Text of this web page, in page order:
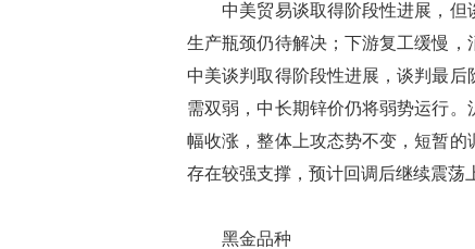
中美贸易谈取得阶段性进展，但
生产瓶颈仍待解决；下游复工缓慢
中美谈判取得阶段性进展，谈判最
需双弱，中长期锌价仍将弱势运行
幅收涨，整体上攻态势不变，短暂
存在较强支撑，预计回调后继续震荡
黑金品种